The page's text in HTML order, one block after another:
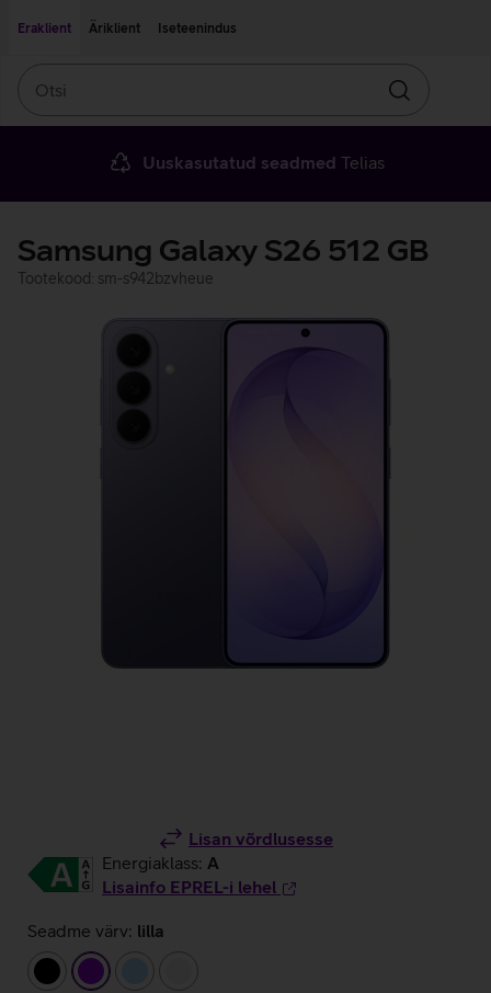
Eraklient
Äriklient Iseteenindus
Otsin
Uuskasutatud seadmed Telias
Samsung Galaxy S26 512 GB
Tootekood: sm-s942bzvheue
Lisan võrdlusesse
Energiaklass: A
Lisainfo EPREL-i lehel
Seadme värv: lilla
must
lilla